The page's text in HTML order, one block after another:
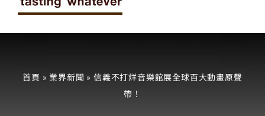
首頁 » 業界新聞 » 信義不打烊音樂館展全球百大動畫原聲
帶！